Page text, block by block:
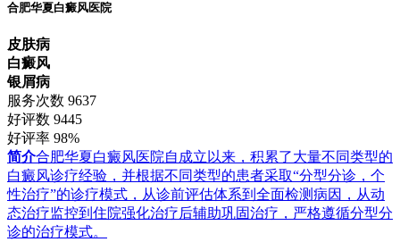
合肥华夏白癜风医院
皮肤病
白癜风
银屑病
服务次数 9637
好评数 9445
好评率 98%
简介合肥华夏白癜风医院自成立以来，积累了大量不同类型的
白癜风诊疗经验，并根据不同类型的患者采取“分型分诊，个
性治疗”的诊疗模式，从诊前评估体系到全面检测病因，从动
态治疗监控到住院强化治疗后辅助巩固治疗，严格遵循分型分
诊的治疗模式。